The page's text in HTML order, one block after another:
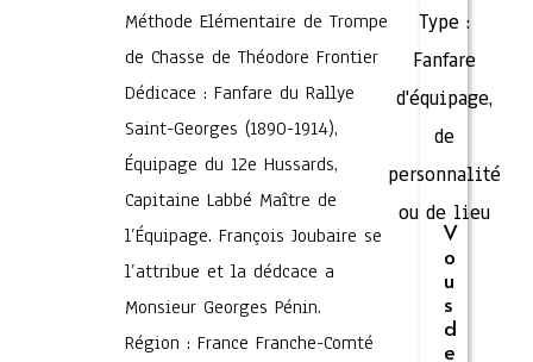
Méthode Elémentaire de Trompe
de Chasse de Théodore Frontier
Dédicace : Fanfare du Rallye
Saint-Georges (1890-1914),
Équipage du 12e Hussards,
Capitaine Labbé Maître de
l’Équipage. François Joubaire se
l’attribue et la dédcace a
Monsieur Georges Pénin.
Région : France Franche-Comté
Type :
Fanfare
d'équipage,
de
personnalité
ou de lieu
V
o
u
s
d
e